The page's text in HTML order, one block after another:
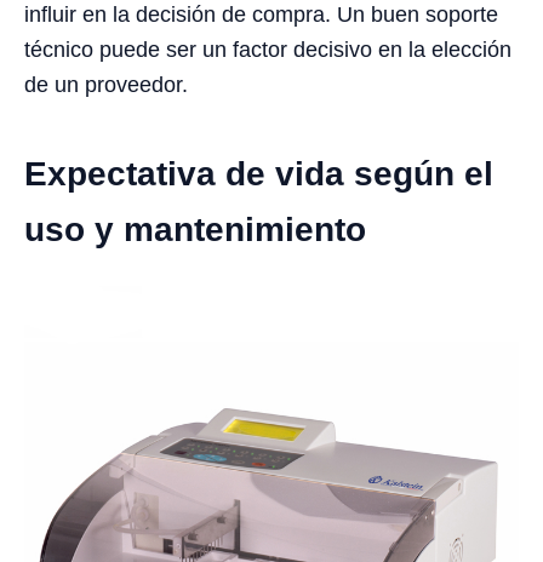
influir en la decisión de compra. Un buen soporte
técnico puede ser un factor decisivo en la elección
de un proveedor.
Expectativa de vida según el
uso y mantenimiento